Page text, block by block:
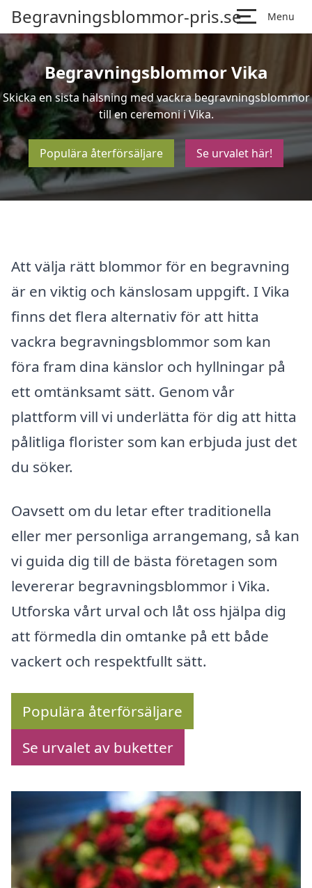
Begravningsblommor-pris.se Menu
Begravningsblommor Vika
Skicka en sista hälsning med vackra begravningsblommor
till en ceremoni i Vika.
Populära återförsäljare Se urvalet här!
Att välja rätt blommor för en begravning
är en viktig och känslosam uppgift. I Vika
finns det flera alternativ för att hitta
vackra begravningsblommor som kan
föra fram dina känslor och hyllningar på
ett omtänksamt sätt. Genom vår
plattform vill vi underlätta för dig att hitta
pålitliga florister som kan erbjuda just det
du söker.
Oavsett om du letar efter traditionella
eller mer personliga arrangemang, så kan
vi guida dig till de bästa företagen som
levererar begravningsblommor i Vika.
Utforska vårt urval och låt oss hjälpa dig
att förmedla din omtanke på ett både
vackert och respektfullt sätt.
Populära återförsäljare
Se urvalet av buketter